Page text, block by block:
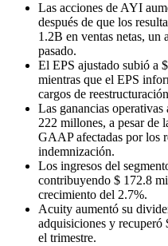
Las acciones de AYI
después de que los
1.2B en ventas netas, un
pasado.
El EPS ajustado subió a
mientras que el EPS
cargos de
Las ganancias
222 millones, a pesar de
GAAP afectadas por los
indemnización.
Los ingresos del
contribuyendo $ 172.8
crecimiento del 2.7%.
Acuity aumentó su
adquisiciones y recuperó
el trimestre.